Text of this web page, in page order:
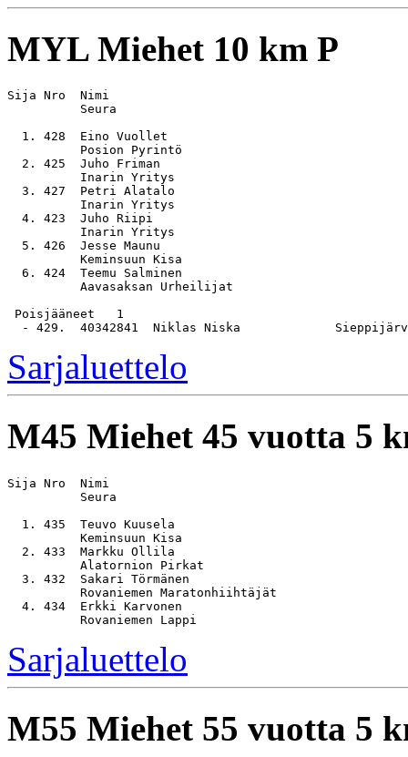
MYLMiehet 10 km P
Sija Nro  Nimi
          Seura
1. 428  Eino Vuollet
          Posion Pyrintö
2. 425  Juho Friman
          Inarin Yritys
3. 427  Petri Alatalo
          Inarin Yritys
4. 423  Juho Riipi
          Inarin Yritys
5. 426  Jesse Maunu
          Keminsuun Kisa
6. 424  Teemu Salminen
          Aavasaksan Urheilijat
Poisjääneet   1
Sarjaluettelo
M45 Miehet 45 vuotta 5
Sija Nro  Nimi
          Seura
1. 435  Teuvo Kuusela
          Keminsuun Kisa
2. 433  Markku Ollila
          Alatornion Pirkat
3. 432  Sakari Törmänen
          Rovaniemen Maratonhiihtäjät
4. 434  Erkki Karvonen
Sarjaluettelo
M55 Miehet 55 vuotta 5